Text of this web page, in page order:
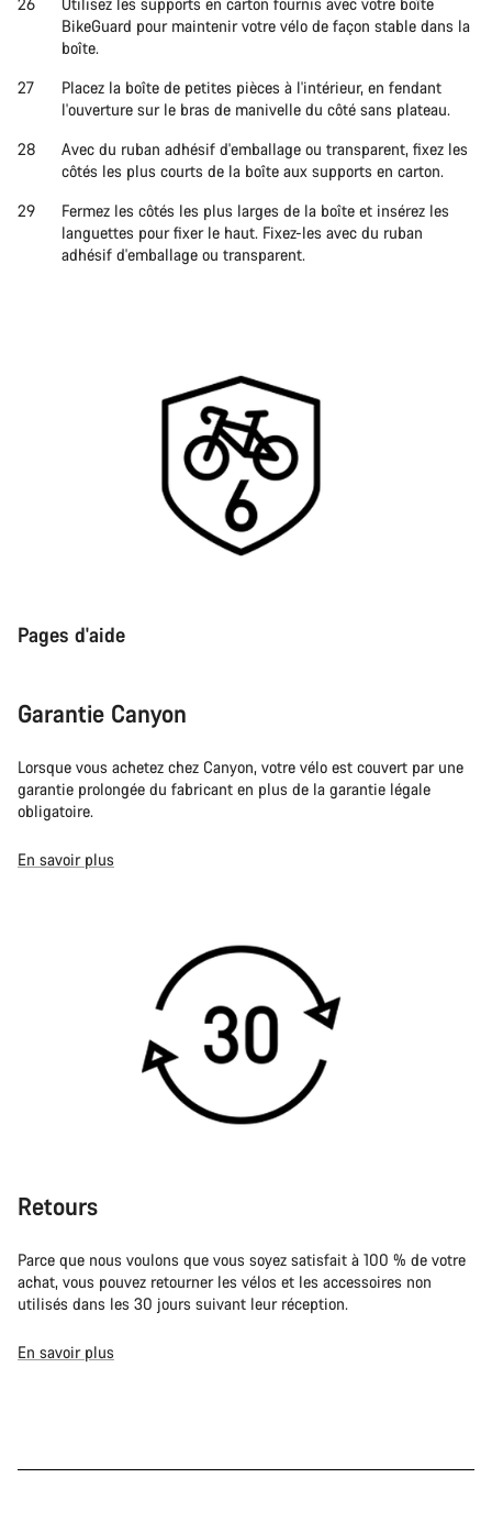
BikeGuard pour maintenir votre vélo de façon stable dans la
boîte.
Placez la boîte de petites pièces à l'intérieur, en fendant
l'ouverture sur le bras de manivelle du côté sans plateau.
Avec du ruban adhésif d'emballage ou transparent, fixez les
côtés les plus courts de la boîte aux supports en carton.
Fermez les côtés les plus larges de la boîte et insérez les
languettes pour fixer le haut. Fixez-les avec du ruban
adhésif d'emballage ou transparent.
Pages d'aide
Garantie Canyon
Lorsque vous achetez chez Canyon, votre vélo est couvert par une
garantie prolongée du fabricant en plus de la garantie légale
obligatoire.
En savoir plus
Retours
Parce que nous voulons que vous soyez satisfait à 100 % de votre
achat, vous pouvez retourner les vélos et les accessoires non
utilisés dans les 30 jours suivant leur réception.
En savoir plus